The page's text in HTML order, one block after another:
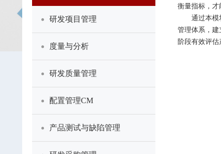
研发项目管理
度量与分析
研发质量管理
配置管理CM
产品测试与缺陷管理
衡量指标，
通过本模块
管理体系，建
阶段有效评